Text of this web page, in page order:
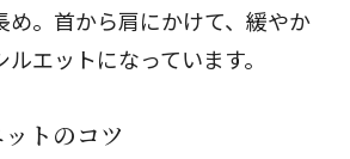
め。首から肩にかけて、緩やか
エットになっています。
トのコツ